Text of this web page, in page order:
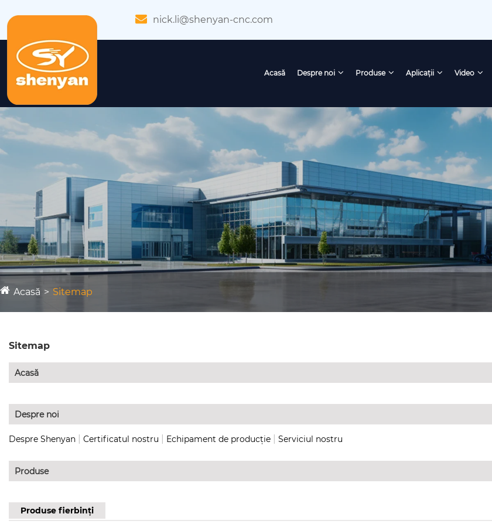
nick.li@shenyan-cnc.com
Acasă Despre noi Produse Aplicații Video
Acasă Sitemap
Sitemap
Acasă
Despre noi
Despre Shenyan Certificatul nostru Echipament de producție Serviciul nostru
Produse
Produse fierbinți